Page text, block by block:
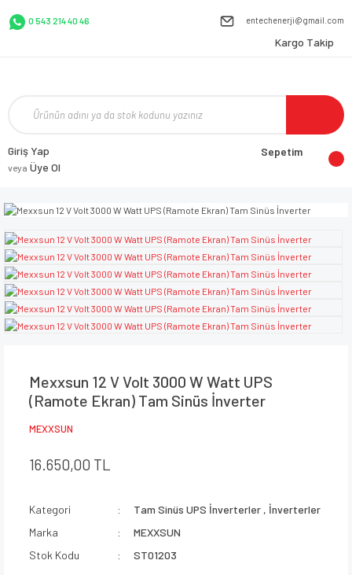
0 543 214 40 46 entechenerji@gmail.com
Kargo Takip
Giriş Yap
veya Üye Ol
Sepetim
Mexxsun 12 V Volt 3000 W Watt UPS
(Ramote Ekran) Tam Sinüs İnverter
MEXXSUN
16.650,00 TL
Kategori Tam Sinüs UPS İnverterler , İnverterler
Marka
MEXXSUN
Stok Kodu
ST01203